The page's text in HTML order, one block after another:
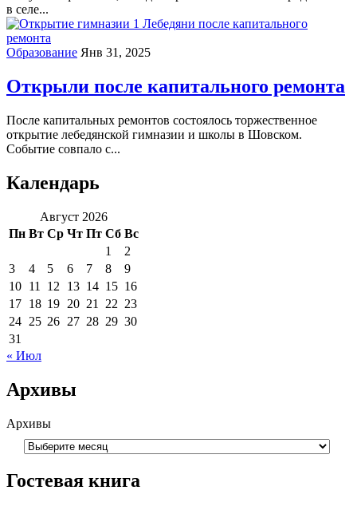
в селе...
Образование Янв 31, 2025
Открыли после капитального ремонта
После капитальных ремонтов состоялось торжественное
открытие лебедянской гимназии и школы в Шовском.
Событие совпало с...
Календарь
Август 2026
Пн Вт Ср Чт Пт Сб Вс
1
2
3
4 5 6 7 8
9
10 11 12 13 14 15 16
17 18 19 20 21 22 23
24 25 26 27 28 29 30
31
« Июл
Архивы
Архивы
Гостевая книга